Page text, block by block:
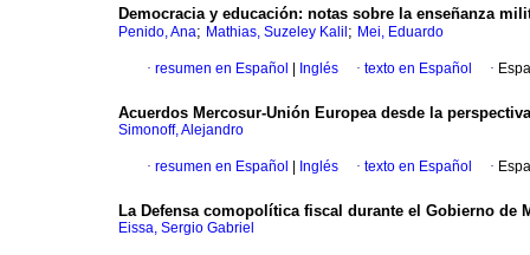
Democracia y educación: notas sobre la enseñanza
Penido, Ana; Mathias, Suzeley Kalil ; Mei, Eduardo
· resumen en Español Inglés · texto en Español ·
Acuerdos Mercosur-Unión Europea desde la
Simonoff, Alejandro
· resumen en Español Inglés · texto en Español ·
La Defensa comopolítica fiscal durante el Gobierno de
Eissa, Sergio Gabriel